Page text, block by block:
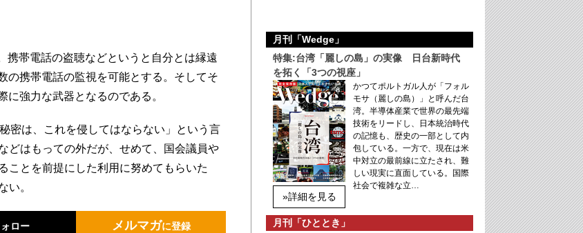
帯電話の盗聴などというと自分とは縁遠
の携帯電話の監視を可能とする。そしてそ
強力な武器となるのである。
密は、これを侵してはならない」という言
どはもっての外だが、せめて、国会議員や
ことを前提にした利用に努めてもらいた
い。
ロー メルマガに登録
月刊「Wedge」
特集:台湾「麗しの島」の実像 日台新時代
を拓く「3つの視座」
»詳細を見る
かつてポルトガル人が「フォル
モサ（麗しの島）」と呼んだ台
湾。半導体産業で世界の最先端
技術をリードし、日本統治時代
の記憶も、歴史の一部として内
包している。一方で、現在は米
中対立の最前線に立たされ、難
しい現実に直面している。国際
社会で複雑な立…
月刊「ひととき」